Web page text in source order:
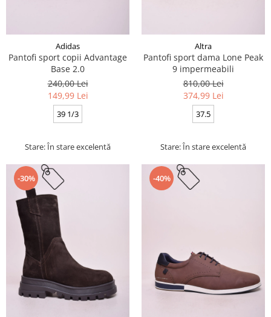
Adidas
Pantofi sport copii Advantage
Base 2.0
240,00 Lei
149,99 Lei
39 1/3
Stare: În stare excelentă
Altra
Pantofi sport dama Lone Peak
9 impermeabili
810,00 Lei
374,99 Lei
37.5
Stare: În stare excelentă
-30% -40%